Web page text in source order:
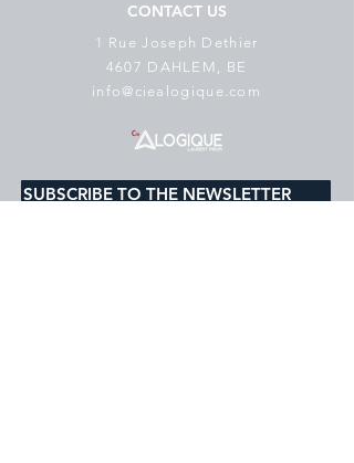
CONTACT US
1 Rue Joseph Dethier
4607 DAHLEM, BE
info@ciealogique.com
SUBSCRIBE TO THE NEWSLETTER